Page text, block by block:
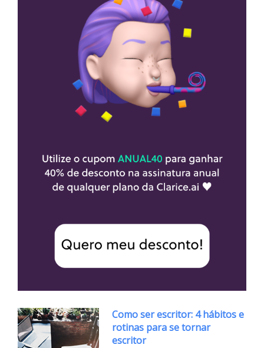
Como ser escritor: 4 hábitos e
rotinas para se tornar
escritor